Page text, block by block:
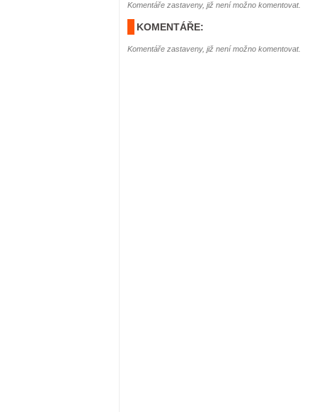
Komentáře zastaveny, již není možno komentovat.
KOMENTÁŘE:
Komentáře zastaveny, již není možno komentovat.